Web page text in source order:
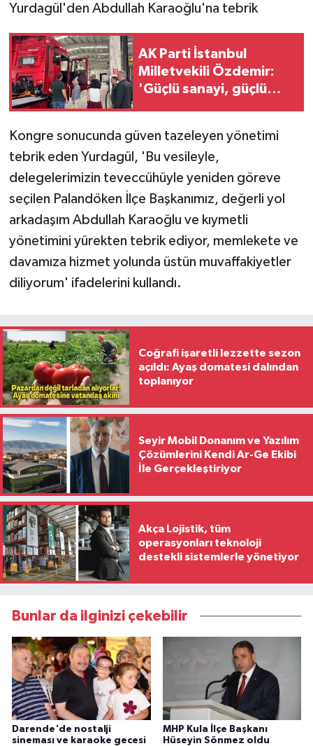
Yurdagül'den Abdullah Karaoğlu'na tebrik
AK Parti İstanbul
Milletvekili Özdemir:
'Güçlü sanayi, güçlü
Kongre sonucunda güven tazeleyen yönetimi
tebrik eden Yurdagül, 'Bu vesileyle,
delegelerimizin teveccühüyle yeniden göreve
seçilen Palandöken İlçe Başkanımız, değerli yol
arkadaşım Abdullah Karaoğlu ve kıymetli
yönetimini yürekten tebrik ediyor, memlekete ve
davamıza hizmet yolunda üstün muvaffakiyetler
diliyorum' ifadelerini kullandı.
Coğrafi işaretli lezzette sezon
açıldı: Ayaş domatesi dalından
toplanıyor
Seyir Mobil Donanım ve Yazılım
Çözümlerini Kendi Ar-Ge Ekibi
İle Gerçekleştiriyor
Akça Lojistik, tüm
operasyonları teknoloji
destekli sistemlerle yönetiyor
Bunlar da ilginizi çekebilir
Darende'de nostalji
sineması ve karaoke gecesi
MHP Kula İlçe Başkanı
Hüseyin Sönmez oldu